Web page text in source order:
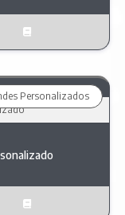
Personalizados